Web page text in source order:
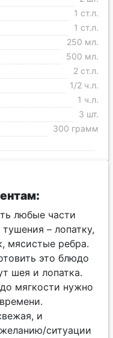
1 ст.л.
1 ст.л.
250 мл.
500 мл.
2 ст.л.
1/2 ч.л.
1 ч.л.
3 шт.
300 грамм
любые части
– лопатку,
мясистые ребра.
это блюдо
шея и лопатка.
мягкости нужно
и
ситуации